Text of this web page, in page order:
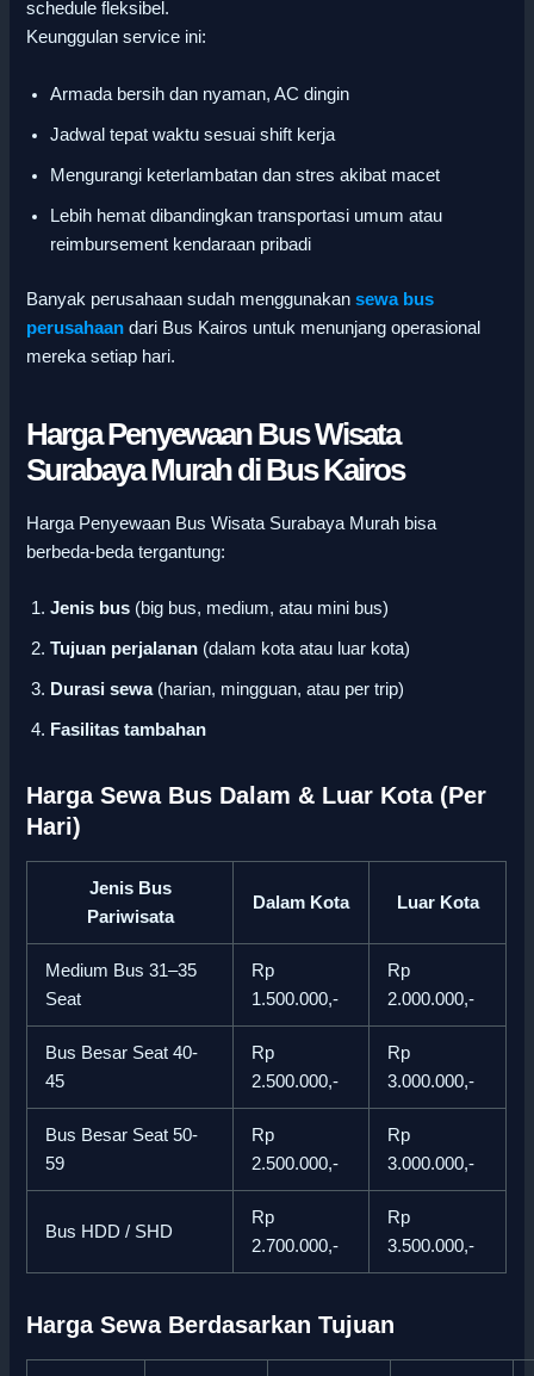
schedule fleksibel.
Keunggulan service ini:
Armada bersih dan nyaman, AC dingin
Jadwal tepat waktu sesuai shift kerja
Mengurangi keterlambatan dan stres akibat macet
Lebih hemat dibandingkan transportasi umum atau
reimbursement kendaraan pribadi
Banyak perusahaan sudah menggunakan sewa bus
perusahaan dari Bus Kairos untuk menunjang operasional
mereka setiap hari.
Harga Penyewaan Bus Wisata
Surabaya Murah di Bus Kairos
Harga Penyewaan Bus Wisata Surabaya Murah bisa
berbeda-beda tergantung:
Jenis bus (big bus, medium, atau mini bus)
Tujuan perjalanan (dalam kota atau luar kota)
Durasi sewa(harian, mingguan, atau per trip)
Fasilitas tambahan
Harga Sewa Bus Dalam & Luar Kota (Per
Hari)
Jenis Bus
Pariwisata
Dalam Kota Luar Kota
Medium Bus 31–35
Seat
Rp
1.500.000,-
Rp
2.000.000,-
Bus Besar Seat 40-
45
Rp
2.500.000,-
Rp
3.000.000,-
Bus Besar Seat 50-
59
Rp
2.500.000,-
Rp
3.000.000,-
Bus HDD / SHD
Rp
2.700.000,-
Rp
3.500.000,-
Harga Sewa Berdasarkan Tujuan